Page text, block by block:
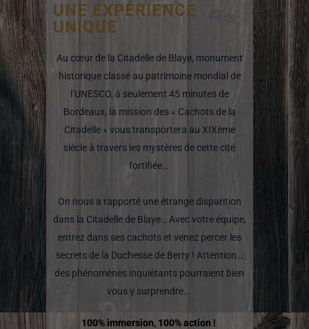
UNE EXPÉRIENCE
UNIQUE
Au cœur de la Citadelle de Blaye, monument
historique classé au patrimoine mondial de
l’UNESCO, à seulement 45 minutes de
Bordeaux, la mission des « Cachots de la
Citadelle » vous transportera au XIXème
siècle à travers les mystères de cette cité
fortifiée…
On nous a rapporté une étrange disparition
dans la Citadelle de Blaye… Avec votre équipe,
entrez dans ses cachots et venez percer les
secrets de la Duchesse de Berry ! Attention…
des phénomènes inquiétants pourraient bien
vous y surprendre…
100% immersion, 100% action !